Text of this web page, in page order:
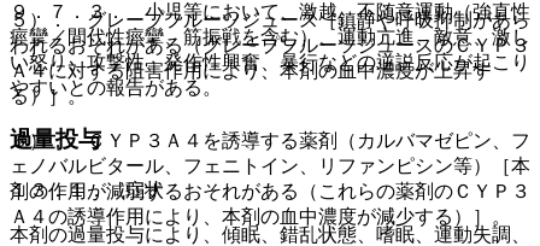
９．７．３． 小児等において、激越、不随意運動（強直性
痙攣／間代性痙攣、筋振戦を含む）、運動亢進、敵意、激し
い怒り、攻撃性、発作性興奮、暴行などの逆説反応が起こり
やすいとの報告がある。
過量投与
１３．１． 症状
本剤の過量投与により、傾眠、錯乱状態、嗜眠、運動失調、
５）． グレープフルーツジュース［鎮静や呼吸抑制があら
われるおそれがある（グレープフルーツジュースのＣＹＰ３
Ａ４に対する阻害作用により、本剤の血中濃度が上昇す
る）］。
６）． ＣＹＰ３Ａ４を誘導する薬剤（カルバマゼピン、フ
ェノバルビタール、フェニトイン、リファンピシン等）［本
剤の作用が減弱するおそれがある（これらの薬剤のＣＹＰ３
Ａ４の誘導作用により、本剤の血中濃度が減少する）］。